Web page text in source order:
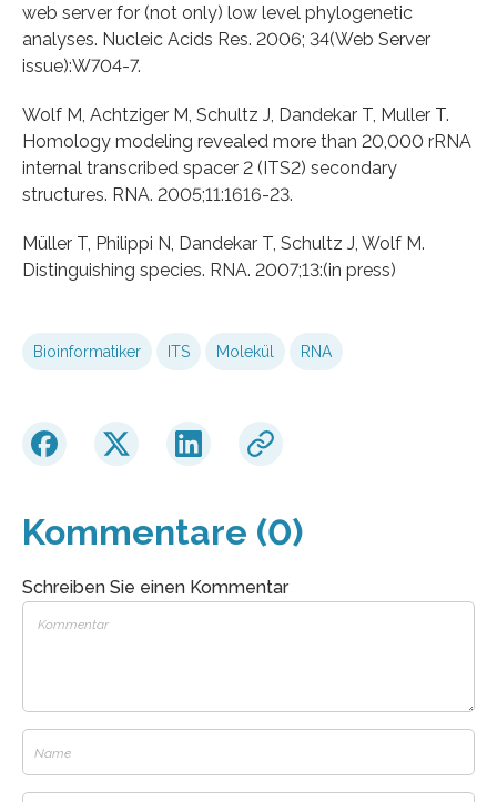
web server for (not only) low level phylogenetic
analyses. Nucleic Acids Res. 2006; 34(Web Server
issue):W704-7.
Wolf M, Achtziger M, Schultz J, Dandekar T, Muller T.
Homology modeling revealed more than 20,000 rRNA
internal transcribed spacer 2 (ITS2) secondary
structures. RNA. 2005;11:1616-23.
Müller T, Philippi N, Dandekar T, Schultz J, Wolf M.
Distinguishing species. RNA. 2007;13:(in press)
Bioinformatiker ITS Molekül RNA
Kommentare (0)
Schreiben Sie einen Kommentar